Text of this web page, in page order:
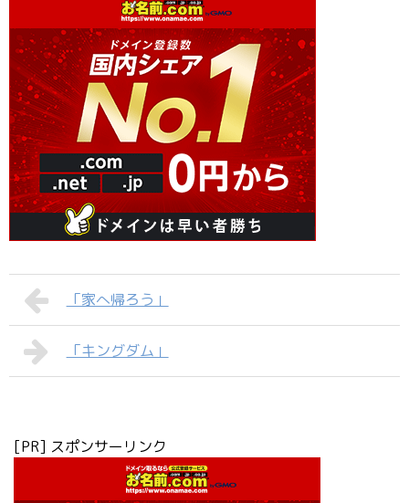
「家へ帰ろう」
「キングダム」
[PR] スポンサーリンク